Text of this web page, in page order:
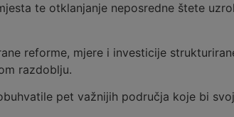
te otklanjanje neposredne štete
reforme, mjere i investicije
razdoblju.
pet važnijih područja koje bi